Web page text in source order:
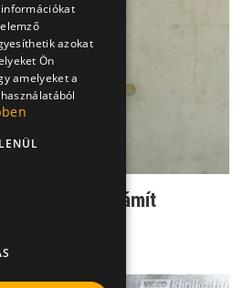
- innentől számít
azokat
Ön
amelyeket a